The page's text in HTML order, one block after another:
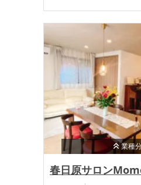
業種
春日原サロン